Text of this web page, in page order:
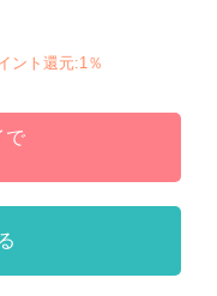
ント還元:1％
で